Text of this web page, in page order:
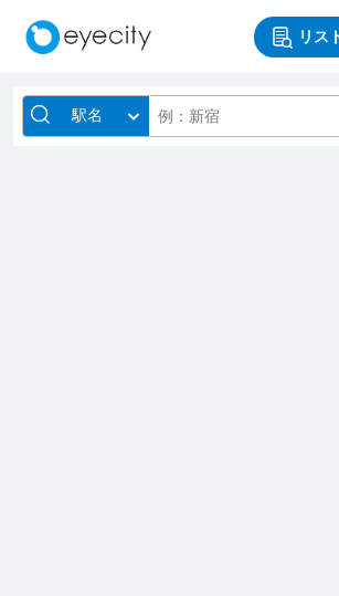
リス
駅名